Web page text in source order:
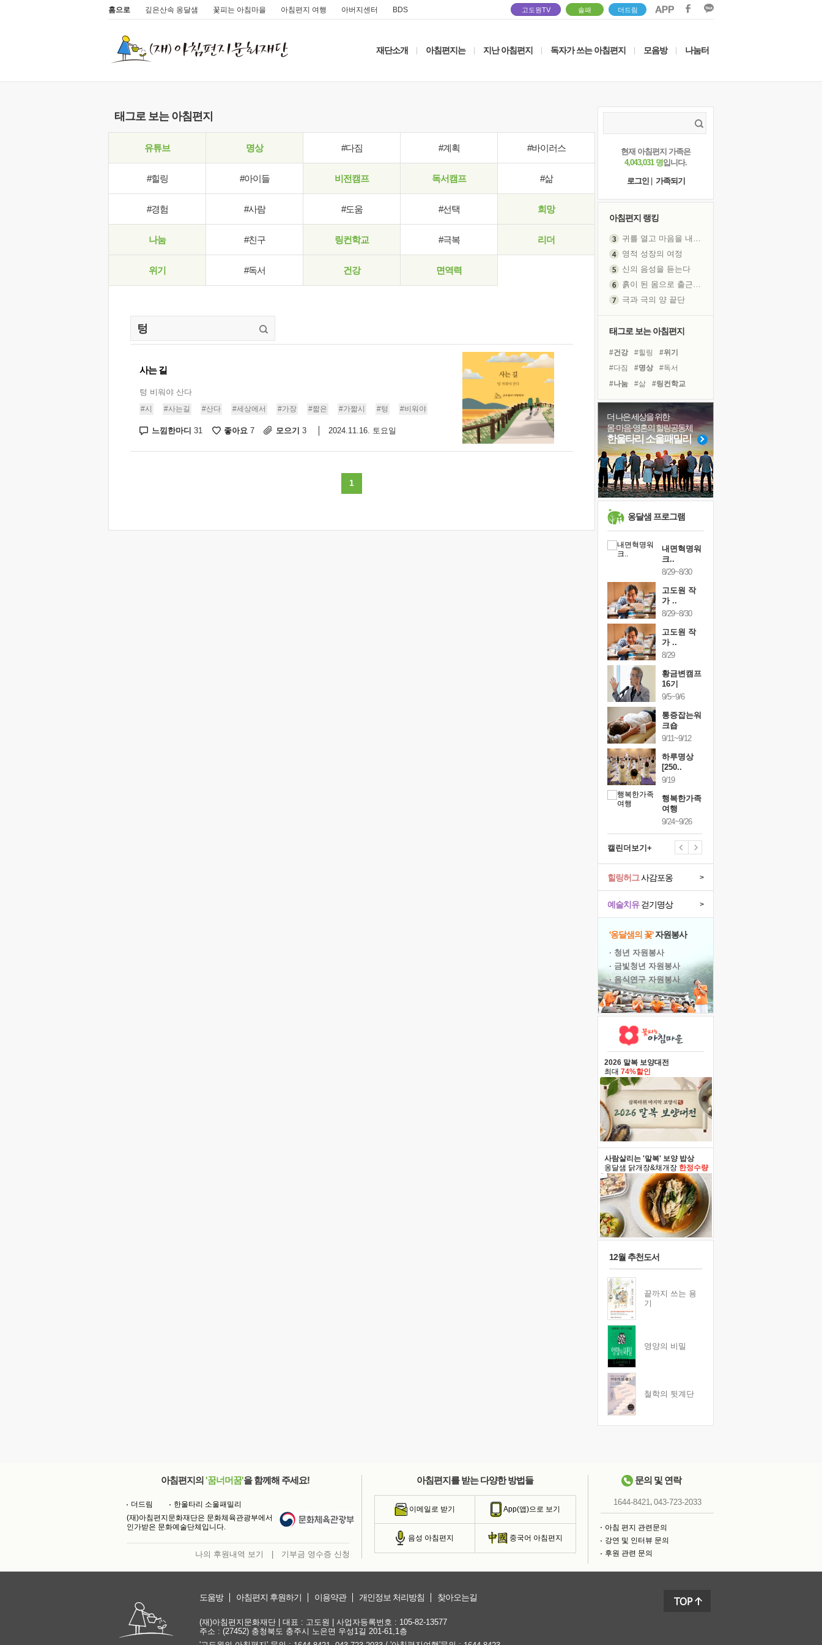
홈으로 깊은산속 옹달샘 꽃피는 아침마을 아침편지 여행 아버지센터 BDS 고도원TV 솔패 더드림
재단소개 아침편지는 지난 아침편지 독자가 쓰는 아침편지 모음방 나눔터
태그로 보는 아침편지
유튜브 명상 #다짐 #계획 #바이러스
#힐링 #아이들 비전캠프 독서캠프 #삶
#경험 #사람 #도움 #선택 희망
나눔 #친구 링컨학교 #극복 리더
위기 #독서 건강 면역력
사는 길
텅 비워야 산다
#시 #사는길 #산다 #세상에서 #가장 #짧은 #가짧시 #텅 #비워야
느낌한마디 31 좋아요 7 모으기 3 2024.11.16. 토요일
1
현재 아침편지 가족은
4,043,031 명입니다.
로그인
가족되기
아침편지 랭킹
영적 성장의 여정
신의 음성을 듣는다
극과 극의 양 끝단
처음 손을 잡았던 날
꿈이 실제가 되는 것
'말 타는 법'을 먼저
졸업식 사진을 보며
슬럼프
보고 싶은 어머니
유년 시절의 부산 영도 바다
못된 꼰대들
너무 황홀한 꽃들이여!
희망이란
'모른다'는 것
귀를 열고 마음을 내어주고
태그로 보는 아침편지
#건강 #힐링
#위기
#다짐
#명상
#독서
#나눔
#삶
#링컨학교
#면역력
#경험
#친구
#선택
#바이러스
#극복
#도움
#독서캠프
#희망
#사람
#비전캠프 #리더
더 나은 세상을 위한
몸·마음·영혼의 힐링공동체
한울타리 소울패밀리
옹달샘 프로그램
내면혁명워
크..
8/29~8/30
고도원 작
가 ..
8/29~8/30
고도원 작
가 ..
8/29
황금변캠프
16기
9/5~9/6
통증잡는워
크숍
9/11~9/12
하루명상
[250..
9/19
행복한가족
여행
9/24~9/26
캘린더보기+
예술치유걷기명상 >
힐링허그사감포옹 >
'옹달샘의 꽃'자원봉사
· 청년 자원봉사
· 금빛청년 자원봉사
· 음식연구 자원봉사
2026 말복 보양대전
최대 74%할인
사람살리는 '말복' 보양 밥상
옹달샘 닭개장&채개장 한정수량
12월 추천도서
끝까지 쓰는 용
기
영양의 비밀
철학의 뒷계단
아침편지의 '꿈너머꿈'을 함께해 주세요!
더드림
한울타리 소울패밀리
(재)아침편지문화재단은 문화체육관광부에서
인가받은 문화예술단체입니다.
나의 후원내역 보기 기부금 영수증 신청
아침편지를 받는 다양한 방법들
이메일로 받기 App(앱)으로 보기
음성 아침편지 중국어 아침편지
문의 및 연락
1644-8421, 043-723-2033
아침 편지 관련문의
강연 및 인터뷰 문의
후원 관련 문의
도움방 아침편지 후원하기 이용약관 개인정보 처리방침 찾아오는길
(재)아침편지문화재단 | 대표 : 고도원 | 사업자등록번호 : 105-82-13577
주소 : (27452) 충청북도 충주시 노은면 우성1길 201-61,1층